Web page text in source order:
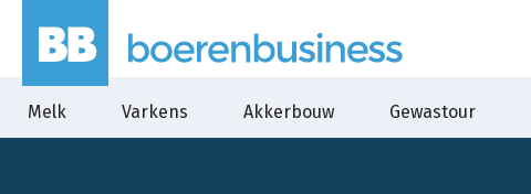
Melk Varkens Akkerbouw Gewastour